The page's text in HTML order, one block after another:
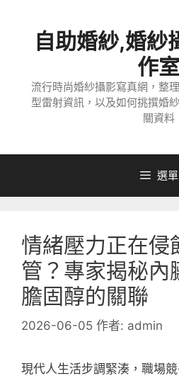
自助婚紗,婚紗
作室
流行時尚婚紗攝影寫真網，整
型雷射資訊，以及如何挑撰婚
關資料
選單
情緒壓力正在侵
管？專家揭秘內
膽固醇的關聯
2026-06-05 作者: admin
現代人生活步調緊湊，職場